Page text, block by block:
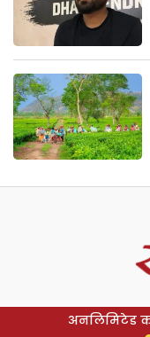
अनलिमिटेड